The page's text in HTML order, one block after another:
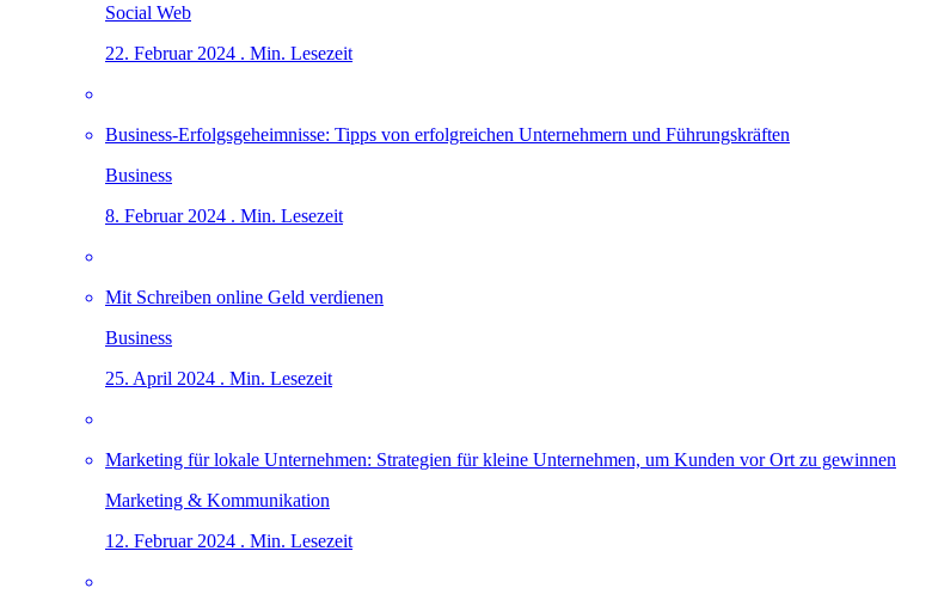
Social Web
22. Februar 2024 . Min. Lesezeit
Business-Erfolgsgeheimnisse: Tipps von erfolgreichen Unternehmern und Führungskräften
Business
8. Februar 2024 . Min. Lesezeit
Mit Schreiben online Geld verdienen
Business
25. April 2024 . Min. Lesezeit
Marketing für lokale Unternehmen: Strategien für kleine Unternehmen, um Kunden vor Ort zu gewinnen
Marketing & Kommunikation
12. Februar 2024 . Min. Lesezeit